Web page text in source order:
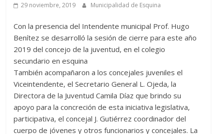
29 noviembre, 2019 Municipalidad de Esquina
Con la presencia del Intendente municipal Prof. Hugo
Benítez se desarrolló la sesión de cierre para este año
2019 del concejo de la juventud, en el colegio
secundario en esquina
También acompañaron a los concejales juveniles el
Viceintendente, el Secretario General L. Ojeda, la
Directora de la Juventud Camila Díaz que brindo su
apoyo para la concreción de esta iniciativa legislativa,
participativa, el concejal J. Gutiérrez coordinador del
cuerpo de jóvenes y otros funcionarios y concejales. La